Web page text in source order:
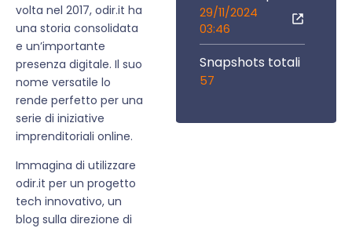
volta nel 2017, odir.it ha
una storia consolidata
e un’importante
presenza digitale. Il suo
nome versatile lo
rende perfetto per una
serie di iniziative
imprenditoriali online.
Immagina di utilizzare
odir.it per un progetto
tech innovativo, un
blog sulla direzione di
29/11/2024
03:46
Snapshots totali
57